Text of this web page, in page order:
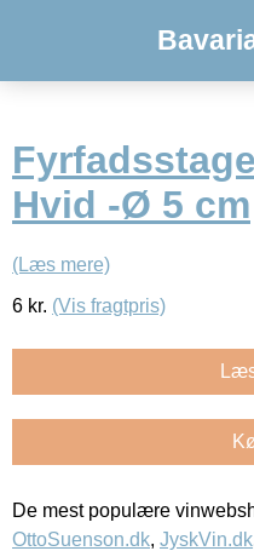
Hvid -Ø 5 cm
(Læs mere)
6 kr. (Vis fragtpris)
De mest populære
OttoSuenson.dk, JyskVin.dk